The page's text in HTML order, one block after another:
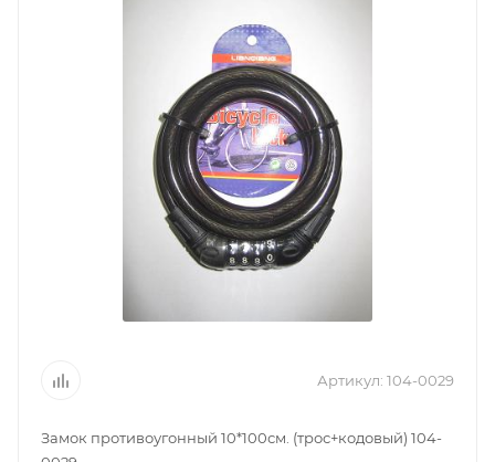
Артикул: 104-0029
Замок противоугонный 10*100см. (трос+кодовый) 104-